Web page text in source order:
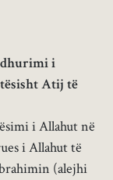
i
Atij të
i Allahut në
i Allahut të
(alejhi